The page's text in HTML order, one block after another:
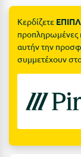
Γλυφάδα
Γρεβενά
Γύθειο
Δελφοί
Διακοπτό
Ε
Κερδίζετε
προπληρωμένες
αυτήν την
συμμετέχουν